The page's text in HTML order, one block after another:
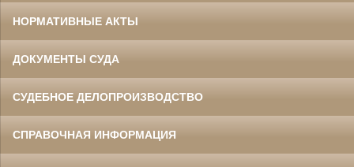
НОРМАТИВНЫЕ АКТЫ
ДОКУМЕНТЫ СУДА
СУДЕБНОЕ ДЕЛОПРОИЗВОДСТВО
СПРАВОЧНАЯ ИНФОРМАЦИЯ